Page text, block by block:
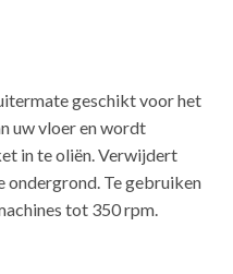
geschikt voor het
uw vloer en wordt
in te oliën. Verwijdert
ondergrond. Te gebruiken
tot 350 rpm.